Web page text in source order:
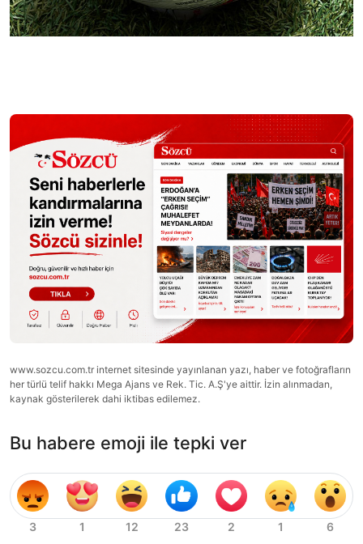
www.sozcu.com.tr internet sitesinde yayınlanan yazı, haber ve fotoğrafların
her türlü telif hakkı Mega Ajans ve Rek. Tic. A.Ş'ye aittir. İzin alınmadan,
kaynak gösterilerek dahi iktibas edilemez.
Bu habere emoji ile tepki ver